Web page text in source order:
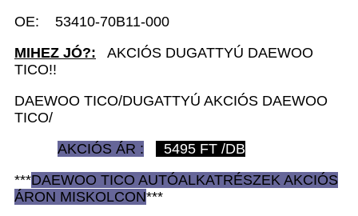
OE: 53410-70B11-000
MIHEZ JÓ?: AKCIÓS DUGATTYÚ DAEWOO
TICO!!
DAEWOO TICO/DUGATTYÚ AKCIÓS DAEWOO
TICO/
AKCIÓS ÁR :
5495 FT /DB
***DAEWOO TICO AUTÓALKATRÉSZEK AKCIÓS
ÁRON MISKOLCON***